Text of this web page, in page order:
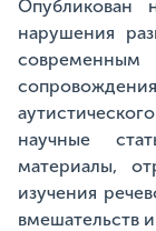
Опубликован
нарушения
научные
материалы,
изучения
вмешательств